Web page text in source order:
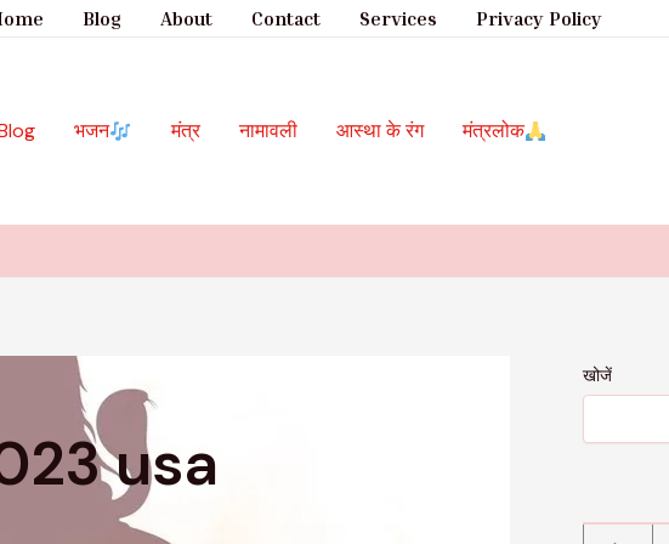
Blog About Contact Services Privacy Policy
भजन मंत्र नामावली आस्था के रंग मंत्रलोक
usa
खोजें